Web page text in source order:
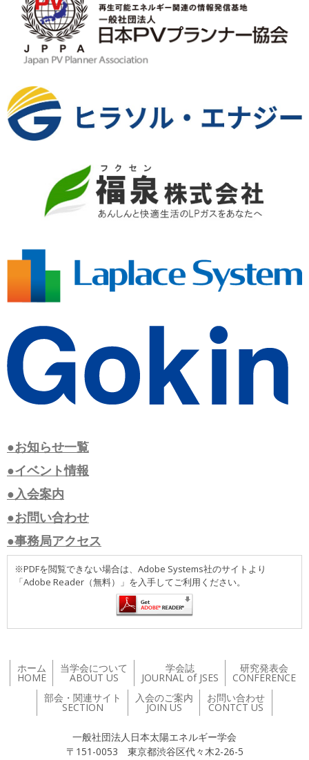
●お知らせ一覧
●イベント情報
●入会案内
●お問い合わせ
●事務局アクセス
※PDFを閲覧できない場合は、Adobe Systems社のサイトより
「Adobe Reader（無料）」を入手してご利用ください。
ホーム
HOME
当学会について
ABOUT US
学会誌
JOURNAL of JSES
研究発表会
CONFERENCE
部会・関連サイト
SECTION
入会のご案内
JOIN US
お問い合わせ
CONTCT US
一般社団法人日本太陽エネルギー学会
〒151-0053 東京都渋谷区代々木2-26-5